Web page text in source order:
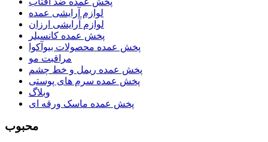
لوازم آرایشی عمده
لوازم آرایشی ارزان
پخش عمده کانسیلر
پخش عمده محصولات بیوآکوا
مراقبت مو
پخش عمده ریمل و خط چشم
پخش عمده سرم های پوستی
وبلاگ
پخش عمده ماسک ورقه ای
محبوب